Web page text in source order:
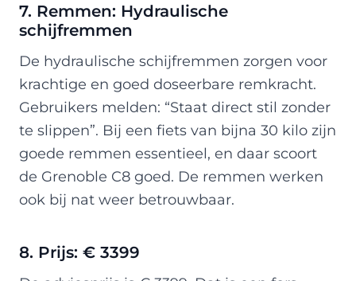
7. Remmen: Hydraulische
schijfremmen
De hydraulische schijfremmen zorgen voor
krachtige en goed doseerbare remkracht.
Gebruikers melden: “Staat direct stil zonder
te slippen”. Bij een fiets van bijna 30 kilo zijn
goede remmen essentieel, en daar scoort
de Grenoble C8 goed. De remmen werken
ook bij nat weer betrouwbaar.
8. Prijs: € 3399